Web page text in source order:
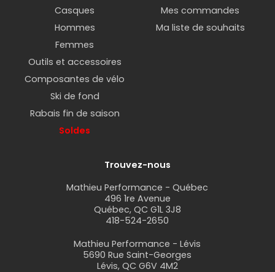
Casques
Hommes
Femmes
Outils et accessoires
Composantes de vélo
Ski de fond
Rabais fin de saison
Soldes
Mes commandes
Ma liste de souhaits
Trouvez-nous
Mathieu Performance - Québec
496 1re Avenue
Québec, QC G1L 3J8
418-524-2650
Mathieu Performance - Lévis
5690 Rue Saint-Georges
Lévis, QC G6V 4M2